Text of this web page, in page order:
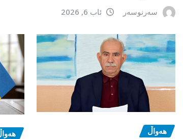
سەرنوسەر ئاب 6, 2026
هەواڵ